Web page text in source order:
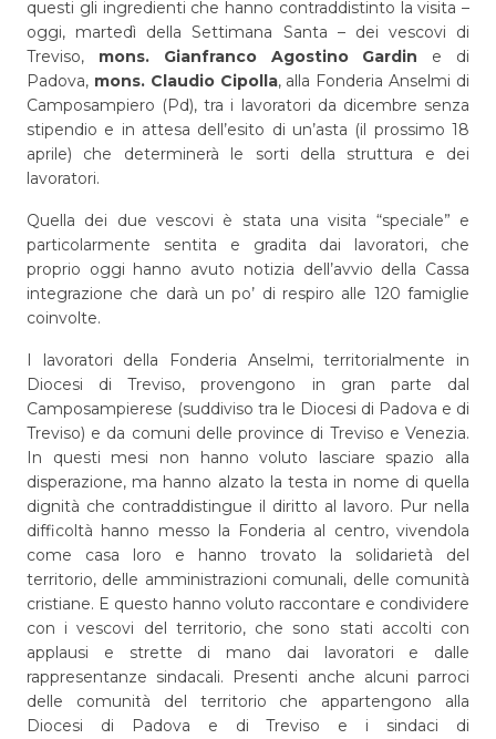
questi gli ingredienti che hanno contraddistinto la visita –
oggi, martedì della Settimana Santa – dei vescovi di
Treviso, mons. Gianfranco Agostino Gardin e di
Padova, mons. Claudio Cipolla, alla Fonderia Anselmi di
Camposampiero (Pd), tra i lavoratori da dicembre senza
stipendio e in attesa dell’esito di un’asta (il prossimo 18
aprile) che determinerà le sorti della struttura e dei
lavoratori.
Quella dei due vescovi è stata una visita “speciale” e
particolarmente sentita e gradita dai lavoratori, che
proprio oggi hanno avuto notizia dell’avvio della Cassa
integrazione che darà un po’ di respiro alle 120 famiglie
coinvolte.
I lavoratori della Fonderia Anselmi, territorialmente in
Diocesi di Treviso, provengono in gran parte dal
Camposampierese (suddiviso tra le Diocesi di Padova e di
Treviso) e da comuni delle province di Treviso e Venezia.
In questi mesi non hanno voluto lasciare spazio alla
disperazione, ma hanno alzato la testa in nome di quella
dignità che contraddistingue il diritto al lavoro. Pur nella
difficoltà hanno messo la Fonderia al centro, vivendola
come casa loro e hanno trovato la solidarietà del
territorio, delle amministrazioni comunali, delle comunità
cristiane. E questo hanno voluto raccontare e condividere
con i vescovi del territorio, che sono stati accolti con
applausi e strette di mano dai lavoratori e dalle
rappresentanze sindacali. Presenti anche alcuni parroci
delle comunità del territorio che appartengono alla
Diocesi di Padova e di Treviso e i sindaci di